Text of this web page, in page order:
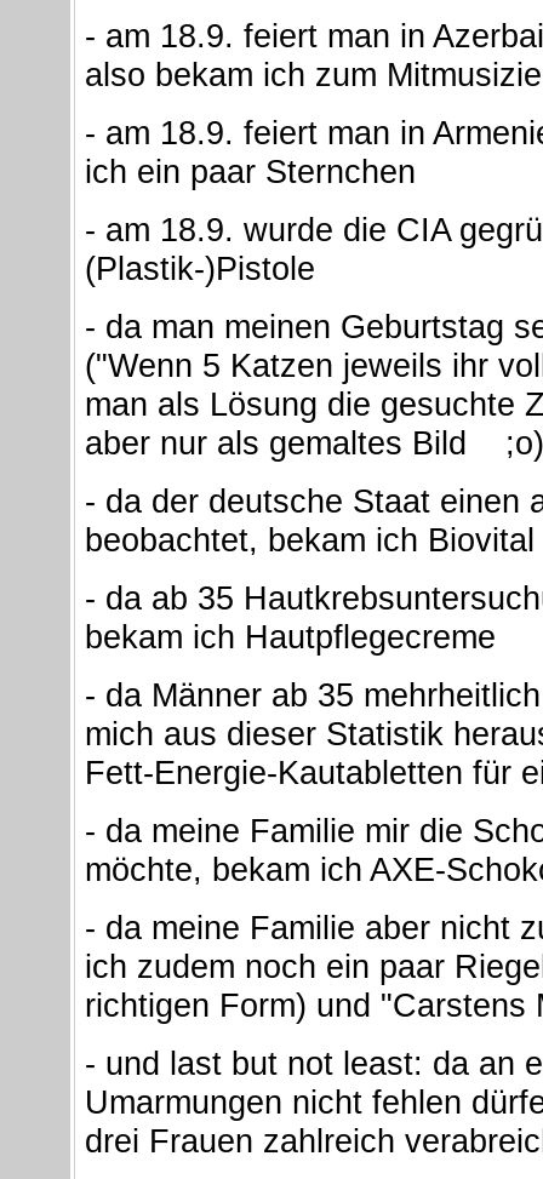
- am 18.9. feiert man in
also bekam ich zum
- am 18.9. feiert man in
ich ein paar Sternchen
- am 18.9. wurde die CIA
(Plastik-)Pistole
- da man meinen Geburtstag
("Wenn 5 Katzen jeweils ihr
man als Lösung die gesuchte
aber nur als gemaltes Bild ;o)
- da der deutsche Staat einen
beobachtet, bekam ich
- da ab 35
bekam ich Hautpflegecreme
- da Männer ab 35
mich aus dieser Statistik
Fett-Energie-Kautabletten für
- da meine Familie mir die
möchte, bekam ich AXE-
- da meine Familie aber nicht
ich zudem noch ein paar
richtigen Form) und "Carstens
- und last but not least: da an
Umarmungen nicht fehlen
drei Frauen zahlreich